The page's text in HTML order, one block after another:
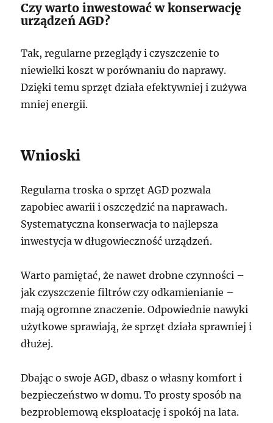
Czy warto inwestować w konserwację
urządzeń AGD?
Tak, regularne przeglądy i czyszczenie to
niewielki koszt w porównaniu do naprawy.
Dzięki temu sprzęt działa efektywniej i zużywa
mniej energii.
Wnioski
Regularna troska o sprzęt AGD pozwala
zapobiec awarii i oszczędzić na naprawach.
Systematyczna konserwacja to najlepsza
inwestycja w długowieczność urządzeń.
Warto pamiętać, że nawet drobne czynności –
jak czyszczenie filtrów czy odkamienianie –
mają ogromne znaczenie. Odpowiednie nawyki
użytkowe sprawiają, że sprzęt działa sprawniej i
dłużej.
Dbając o swoje AGD, dbasz o własny komfort i
bezpieczeństwo w domu. To prosty sposób na
bezproblemową eksploatację i spokój na lata.